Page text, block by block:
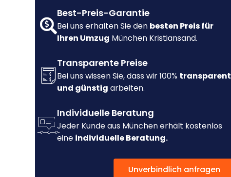
Best-Preis-Garantie
Bei uns erhalten Sie den besten Preis für
Ihren Umzug München Kristiansand.
Transparente Preise
Bei uns wissen Sie, dass wir 100% transparent
und günstig arbeiten.
Individuelle Beratung
Jeder Kunde aus München erhält kostenlos
eine individuelle Beratung.
Unverbindlich anfragen